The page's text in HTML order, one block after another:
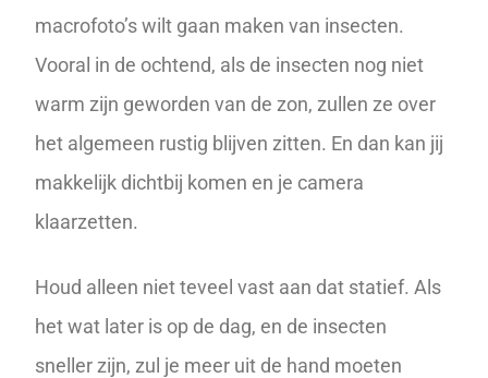
macrofoto’s wilt gaan maken van insecten.
Vooral in de ochtend, als de insecten nog niet
warm zijn geworden van de zon, zullen ze over
het algemeen rustig blijven zitten. En dan kan jij
makkelijk dichtbij komen en je camera
klaarzetten.
Houd alleen niet teveel vast aan dat statief. Als
het wat later is op de dag, en de insecten
sneller zijn, zul je meer uit de hand moeten